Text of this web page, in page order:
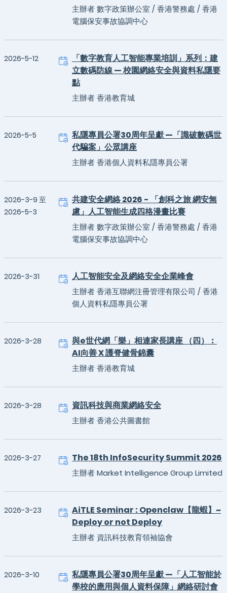
主辦者 數字政策辦公室 / 香港警務處 / 香港
電腦保安事故協調中心
2026-5-12
「數字教育人工智能專業培訓」系列：建
立數碼防線 — 校園網絡安全與資料私隱要
點
主辦者 香港教育城
2026-5-5
私隱專員公署30周年呈獻 —「識破數碼世
代騙案」公眾講座
主辦者 香港個人資料私隱專員公署
2026-3-9 至
2026-5-3
共建安全網絡 2026 - 「創科之旅 網安無
慮」人工智能生成四格漫畫比賽
主辦者 數字政策辦公室 / 香港警務處 / 香港
電腦保安事故協調中心
2026-3-31 人工智能安全及網絡安全企業峰會
主辦者 香港互聯網注冊管理有限公司 / 香港
個人資料私隱專員公署
2026-3-28
與e世代網「樂」相連家長講座 （四）︰
AI向善 X 護脊健骨錦囊
主辦者 香港教育城
2026-3-28 資訊科技與商業網絡安全
主辦者 香港公共圖書館
2026-3-27 The 18th InfoSecurity Summit 2026
主辦者 Market Intelligence Group Limited
2026-3-23
AiTLE Seminar : Openclaw【龍蝦】~
Deploy or not Deploy
主辦者 資訊科技教育領袖協會
2026-3-10
私隱專員公署30周年呈獻 —「人工智能於
學校的應用與個人資料保障」網絡研討會